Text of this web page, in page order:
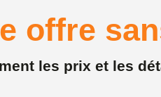
offre
les prix et les